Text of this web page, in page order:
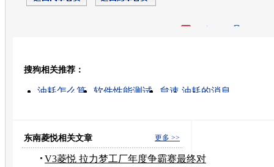
搜狗相关推荐：
油耗怎么算 软件性能测试
怠速 油耗的消息
更多 >>
东南菱悦相关文章
V3菱悦 拉力梦工厂年度争霸赛最终对